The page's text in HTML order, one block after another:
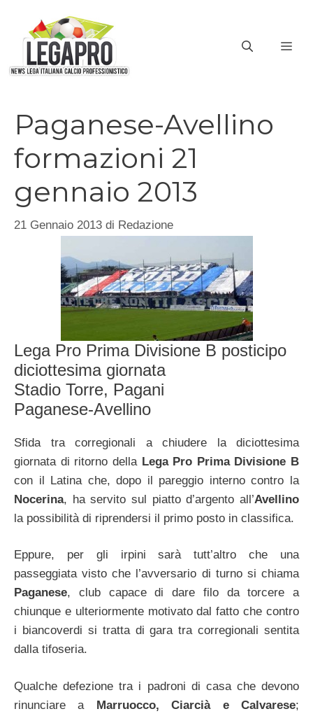
contenuto
Paganese-Avellino
formazioni 21
gennaio 2013
21 Gennaio 2013 di Redazione
Lega Pro Prima Divisione B posticipo
diciottesima giornata
Stadio Torre, Pagani
Paganese-Avellino
Sfida tra corregionali a chiudere la diciottesima
giornata di ritorno dellaLega Pro Prima Divisione B
con il Latina che, dopo il pareggio interno contro la
Nocerina, ha servito sul piatto d’argento all’Avellino
la possibilità di riprendersi il primo posto in classifica.
Eppure, per gli irpini sarà tutt’altro che una
passeggiata visto che l’avversario di turno si chiama
Paganese, club capace di dare filo da torcere a
chiunque e ulteriormente motivato dal fatto che contro
i biancoverdi si tratta di gara tra corregionali sentita
dalla tifoseria.
Qualche defezione tra i padroni di casa che devono
rinunciare aMarruocco, Ciarcià e Calvarese;